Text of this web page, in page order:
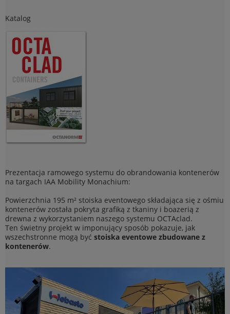
Katalog
Prezentacja ramowego systemu do obrandowania kontenerów
na targach IAA Mobility Monachium:
Powierzchnia 195 m² stoiska eventowego składająca się z ośmiu
kontenerów została pokryta grafiką z tkaniny i boazerią z
drewna z wykorzystaniem naszego systemu OCTAclad.
Ten świetny projekt w imponujący sposób pokazuje, jak
wszechstronne mogą być stoiska eventowe zbudowane z
kontenerów.